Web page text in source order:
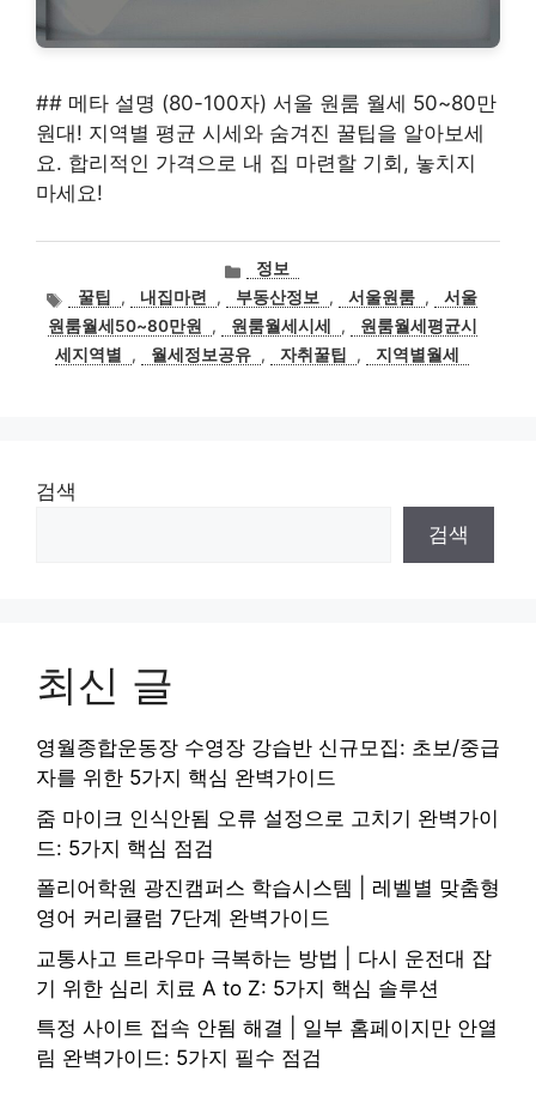
## 메타 설명 (80-100자) 서울 원룸 월세 50~80만
원대! 지역별 평균 시세와 숨겨진 꿀팁을 알아보세
요. 합리적인 가격으로 내 집 마련할 기회, 놓치지
마세요!
카
테
고
리
정보
태
그
꿀팁 , 내집마련 , 부동산정보 , 서울원룸 ,
서울
원룸월세50~80만원
, 원룸월세시세 ,
원룸월세평균시
세지역별
, 월세정보공유 , 자취꿀팁 , 지역별월세
검색
검색
최신 글
영월종합운동장 수영장 강습반 신규모집: 초보/중급
자를 위한 5가지 핵심 완벽가이드
줌 마이크 인식안됨 오류 설정으로 고치기 완벽가이
드: 5가지 핵심 점검
폴리어학원 광진캠퍼스 학습시스템 | 레벨별 맞춤형
영어 커리큘럼 7단계 완벽가이드
교통사고 트라우마 극복하는 방법 | 다시 운전대 잡
기 위한 심리 치료 A to Z: 5가지 핵심 솔루션
특정 사이트 접속 안됨 해결 | 일부 홈페이지만 안열
림 완벽가이드: 5가지 필수 점검